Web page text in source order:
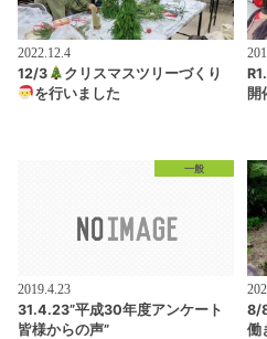
2022.12.4
12/3
クリスマスツリーづくり
を行いました
開
一般
2019.4.23
31.4.23”平成30年度アンケート
皆様からの声”
8/
働